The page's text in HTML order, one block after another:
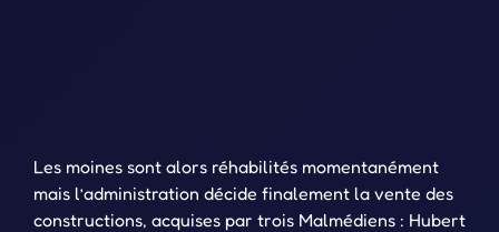
Les moines sont alors réhabilités momentanément
mais l’administration décide finalement la vente des
constructions, acquises par trois Malmédiens : Hubert